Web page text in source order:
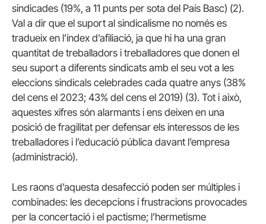
sindicades (19%, a 11 punts per sota del País Basc) (2).
Val a dir que el suport al sindicalisme no només es
tradueix en l’índex d’afiliació, ja que hi ha una gran
quantitat de treballadors i treballadores que donen el
seu suport a diferents sindicats amb el seu vot a les
eleccions sindicals celebrades cada quatre anys (38%
del cens el 2023; 43% del cens el 2019) (3). Tot i això,
aquestes xifres són alarmants i ens deixen en una
posició de fragilitat per defensar els interessos de les
treballadores i l’educació pública davant l’empresa
(administració).
Les raons d’aquesta desafecció poden ser múltiples i
combinades: les decepcions i frustracions provocades
per la concertació i el pactisme; l’hermetisme